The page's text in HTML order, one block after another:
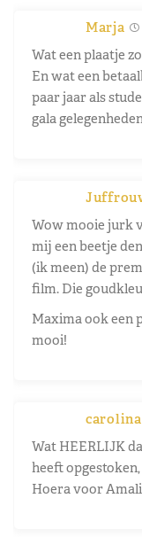
Marja
Wat een plaatje
En wat een
paar jaar als
gala
Wow mooie jurk
mij een beetje
(ik meen) de
film. Die
Maxima ook een
mooi!
Wat HEERLIJK
heeft
Hoera voor Amalia